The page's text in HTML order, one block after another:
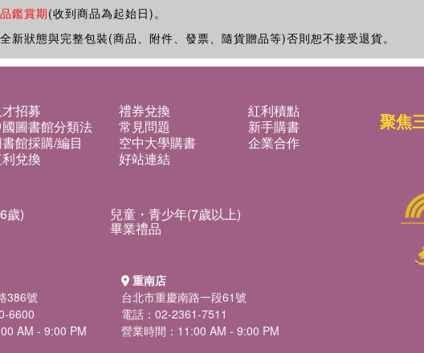
鑑賞期(收到商品為起始日)。
狀態與完整包裝(商品、附件、發票、隨貨贈品等)否則恕不接受退貨。
才招募 禮券兌換
紅利積點
圖書館分類法 常見問題
新手購書
館採購/編目 空中大學購書
企業合作
兌換 好站連結
歲) 兒童・青少年(7歲以上)
畢業禮品
386號
6600
AM - 9:00 PM
重南店
台北市重慶南路一段61號
電話：02-2361-7511
營業時間：11:00 AM - 9:00 PM
聚焦